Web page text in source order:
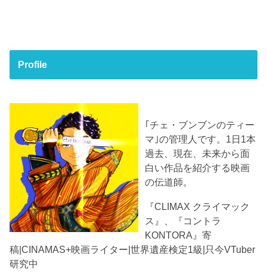
Profile
｢チェ・ブンブンのティー
マ｣の管理人です。1日1本
過去、現在、未来から面
白い作品を紹介する映画
の伝道師。
『CLIMAX クライマック
ス』、『コントラ
KONTORA』寄
稿|CINAMAS+映画ライター|世界遺産検定1級|只今VTuber
研究中